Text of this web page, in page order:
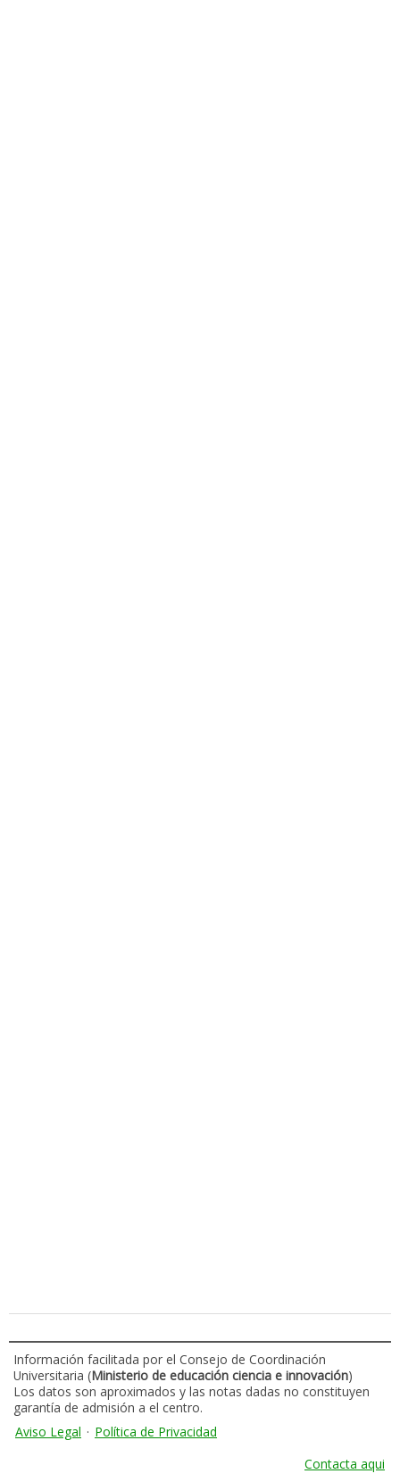
Información facilitada por el Consejo de Coordinación
Universitaria (Ministerio de educación ciencia e innovación)
Los datos son aproximados y las notas dadas no constituyen
garantía de admisión a el centro.
Aviso Legal · Política de Privacidad
Contacta aqui